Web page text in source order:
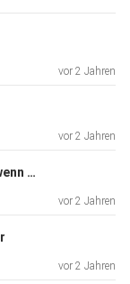
und über
im selben
vor 2 Jahren
vor 2 Jahren
Themenverfehlung: World's End; wenn die Ewig-Jung-Gebliebenen das Sagen haben
vor 2 Jahren
vor 2 Jahren